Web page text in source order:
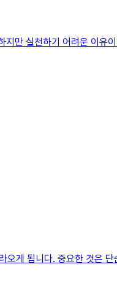
만 실천하기 어려운 이유
게 됩니다. 중요한 것은